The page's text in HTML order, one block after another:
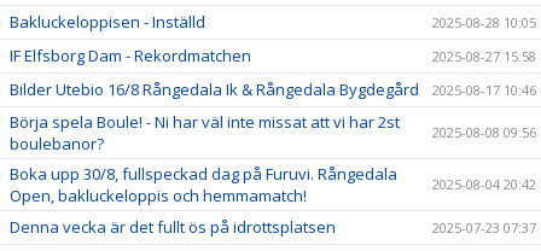
Bakluckeloppisen - Inställd 2025-08-28 10:05
IF Elfsborg Dam - Rekordmatchen 2025-08-27 15:58
Bilder Utebio 16/8 Rångedala Ik & Rångedala Bygdegård 2025-08-17 10:46
Börja spela Boule! - Ni har väl inte missat att vi har 2st
boulebanor?
2025-08-08 09:56
Boka upp 30/8, fullspeckad dag på Furuvi. Rångedala
Open, bakluckeloppis och hemmamatch!
2025-08-04 20:42
Denna vecka är det fullt ös på idrottsplatsen 2025-07-23 07:37